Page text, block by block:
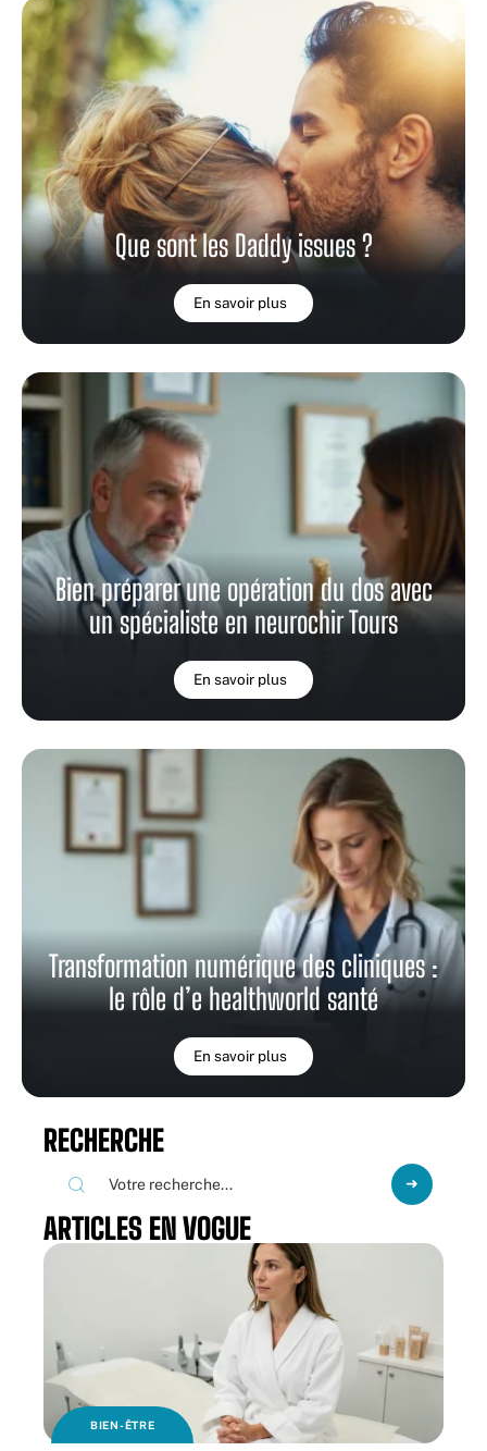
Que sont les Daddy issues ?
En savoir plus
Bien préparer une opération du dos avec
un spécialiste en neurochir Tours
En savoir plus
Transformation numérique des cliniques :
le rôle d’e healthworld santé
En savoir plus
RECHERCHE
ARTICLES EN VOGUE
BIEN-ÊTRE